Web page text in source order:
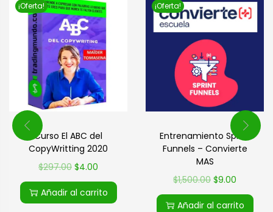
¡Oferta!
Curso El ABC del
CopyWritting 2020
$297.00 $4.00
Añadir al carrito
¡Oferta!
Entrenamiento Sprint
Funnels – Convierte
MAS
$1,500.00 $9.00
Añadir al carrito